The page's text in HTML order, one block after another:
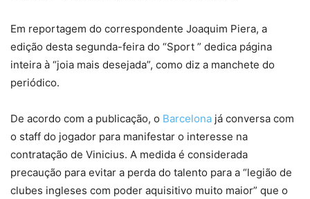
Em reportagem do correspondente Joaquim Piera, a
edição desta segunda-feira do “Sport ” dedica página
inteira à “joia mais desejada”, como diz a manchete do
periódico.
De acordo com a publicação, o Barcelona já conversa com
o staff do jogador para manifestar o interesse na
contratação de Vinicius. A medida é considerada
precaução para evitar a perda do talento para a “legião de
clubes ingleses com poder aquisitivo muito maior” que o